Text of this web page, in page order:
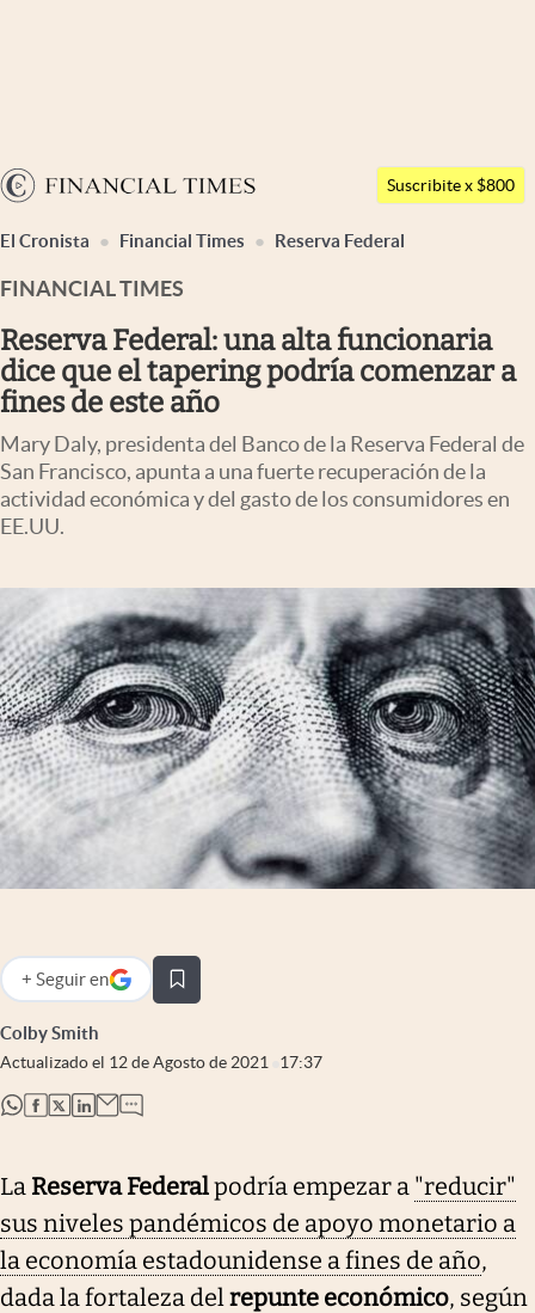
Argentina
Colombia
Uruguay
Members
Economía y Política
Negocios
Columnistas
Otras secciones
Apertura
Clase
Clima
Mundial 2026
Eventos Corporativos
El Cronista Studio
Mediakit
Argentina
Suscribite x $800
El Cronista Financial Times Reserva Federal
FINANCIAL TIMES
Reserva Federal: una alta funcionaria
dice que el tapering podría comenzar a
fines de este año
Mary Daly, presidenta del Banco de la Reserva Federal de
San Francisco, apunta a una fuerte recuperación de la
actividad económica y del gasto de los consumidores en
EE.UU.
Colby Smith
Actualizado el 12 de Agosto de 2021 17:37
+ Seguir en
abre en nueva pestaña
abre en nueva pestaña
abre en nueva pestaña
abre en nueva pestaña
abre en nueva pestaña
La Reserva Federalpodría empezar a "reducir"
sus niveles pandémicos de apoyo monetario a
la economía estadounidense a fines de año,
dada la fortaleza delrepunte económico, según